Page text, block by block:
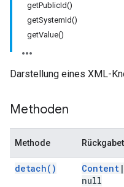
getPublicId()
getSystemId()
getValue()
Darstellung eines XML-
Methoden
Methode
detach( ) Content |
null